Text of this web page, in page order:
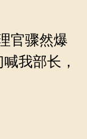
官骤然爆
我部长，